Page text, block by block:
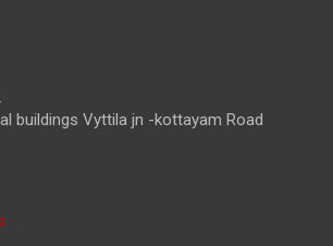
buildings Vyttila jn -kottayam Road